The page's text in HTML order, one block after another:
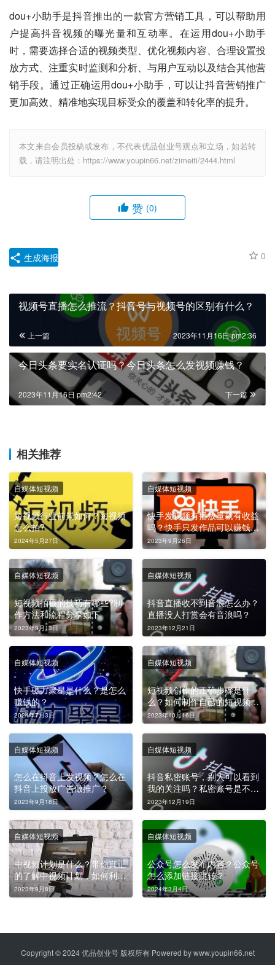
dou+小助手是抖音推出的一款官方营销工具，可以帮助用
户提高抖音视频的曝光量和互动率。在运用dou+小助手
时，需要选择合适的视频类型、优化视频内容、合理设置投
放方式、注重实时监测和分析、与用户互动以及结合其他营
销手段。通过正确运用dou+小助手，可以让抖音营销推广
更加高效、精准地实现目标受众的覆盖和转化率的提升。
本文来自会员投稿或发布，不代表优品创业号观点和立场，如若转
载，请注明出处：https://www.youpin66.net/zimeiti/2444.html
赞 (0)
0
生成海报
视频号直播怎么推流？抖音号与视频号的区别有什么？
上一篇 2023年11月16日 pm2:36
今日头条要实名认证吗？今日头条怎么发视频赚钱？
下一篇
2023年11月16日 pm2:42
相关推荐
短视频行业前景如何？短视频
怎么拍?
2024年5月27日
自媒体短视频
快手发视频有播放量就有收益
吗？快手只发作品可以赚钱
吗？
2023年9月26日
自媒体短视频
短视频拍摄的技巧有哪些?制
作方法和流程分享如下
2023年9月13日
自媒体短视频
抖音直播收不到音浪怎么办？
直播没人打赏会有音浪吗？
2023年12月21日
自媒体短视频
快手磁力聚星是什么？是怎么
赚钱的？
2024年7月3日
自媒体短视频
短视频创作的正确步骤是什
么？如何制作自己的短视频?
视频制作几个步骤？
2023年10月16日
自媒体短视频
怎么在抖音上发视频？怎么在
抖音上投放广告做推广？
2023年9月18日
自媒体短视频
抖音私密账号，别人可以看到
我的关注吗？私密账号是不是
相互关注才可以看到？
2023年12月19日
自媒体短视频
中视频计划是什么？带你真正
的了解中视频计划，如何利用
中视频进行变现？
2023年9月8日
自媒体短视频
公众号怎么发布内容？公众号
怎么添加链接跳转？
2024年3月4日
自媒体短视频
Copyright © 2024 优品创业号 版权所有 Powered bywww.youpin66.net